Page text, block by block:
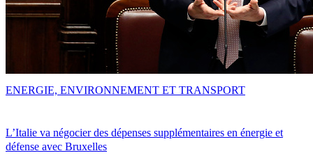
L’Italie va négocier des dépenses supplémentaires en énergie et
défense avec Bruxelles
ENERGIE, ENVIRONNEMENT ET TRANSPORT